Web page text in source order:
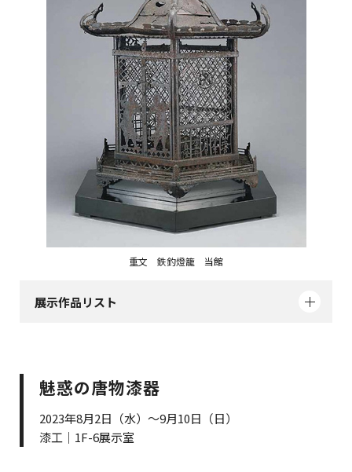
重文 鉄釣燈籠 当館
展示作品リスト
魅惑の唐物漆器
2023年8月2日（水）～9月10日（日）
漆工｜1F-6展示室